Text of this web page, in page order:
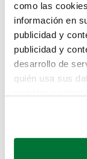
como las
información en
publicidad y
publicidad y
desarrollo de
quién usa sus
Si lo permite,
Lo
te
Pero puedes
buscando en
Coches de